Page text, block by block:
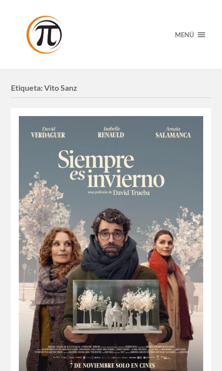
MENÚ
Etiqueta:Vito Sanz